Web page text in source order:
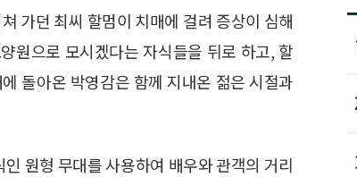
가던 최씨 할멈이 치매에 걸려 증상이 심해
원으로 모시겠다는 자식들을 뒤로 하고, 할
돌아온 박영감은 함께 지내온 젊은 시절과
원형 무대를 사용하여 배우와 관객의 거리